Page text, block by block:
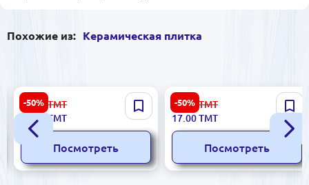
Похожие из: Керамическая плитка
-50%
Emperator 5900499061443 |
Керамическая плитка Беж
Caro 7.7x25см
34.00 ТМТ
17.00
ТМТ
Посмотреть
-50%
Emperator 5900499061436 |
Керамическая плитка
бежевый 7,7x25см
34.00 ТМТ
17.00ТМТ
Посмотреть